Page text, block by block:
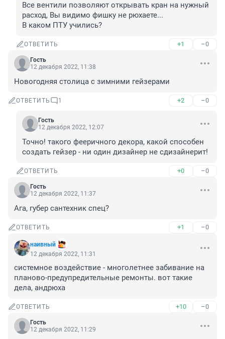
Все вентили позволяют открывать кран на нужный
расход, Вы видимо фишку не рюхаете...
В каком ПТУ учились?
ОТВЕТИТЬ +1 –0
Гость
12 декабря 2022, 11:38
Новогодняя столица с зимними гейзерами
ОТВЕТИТЬ 1 +2 –0
Гость
12 декабря 2022, 12:07
Точно! такого фееричного декора, какой способен
создать гейзер - ни один дизайнер не сдизайнерит!
ОТВЕТИТЬ +0 –0
Гость
12 декабря 2022, 11:37
Ага, губер сантехник спец?
ОТВЕТИТЬ +1 –0
наивный
12 декабря 2022, 11:31
системное воздействие - многолетнее забивание на
планово-предупредительные ремонты. вот такие
дела, андрюха
ОТВЕТИТЬ +10 –0
Гость
12 декабря 2022, 11:29